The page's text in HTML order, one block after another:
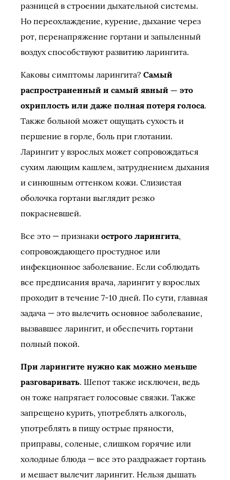
разницей в строении дыхательной системы.
Но переохлаждение, курение, дыхание через
рот, перенапряжение гортани и запыленный
воздух способствуют развитию ларингита.
Каковы симптомы ларингита? Самый
распространенный и самый явный — это
охриплость или даже полная потеря голоса.
Также больной может ощущать сухость и
першение в горле, боль при глотании.
Ларингит у взрослых может сопровождаться
сухим лающим кашлем, затруднением дыхания
и синюшным оттенком кожи. Слизистая
оболочка гортани выглядит резко
покрасневшей.
Все это — признаки острого ларингита,
сопровождающего простудное или
инфекционное заболевание. Если соблюдать
все предписания врача, ларингит у взрослых
проходит в течение 7-10 дней. По сути, главная
задача — это вылечить основное заболевание,
вызвавшее ларингит, и обеспечить гортани
полный покой.
При ларингите нужно как можно меньше
разговаривать. Шепот также исключен, ведь
он тоже напрягает голосовые связки. Также
запрещено курить, употреблять алкоголь,
употреблять в пищу острые пряности,
приправы, соленые, слишком горячие или
холодные блюда — все это раздражает гортань
и мешает вылечит ларингит. Нельзя дышать